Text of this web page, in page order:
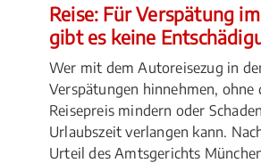
Reise: Für Verspätung
gibt es keine
Wer mit dem Autoreisezug in
Verspätungen hinnehmen, ohne
Reisepreis mindern oder
Urlaubszeit verlangen kann.
Urteil des Amtsgerichts